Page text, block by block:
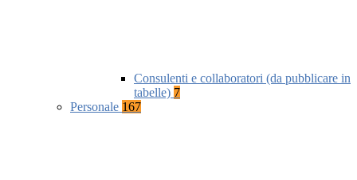
Consulenti e collaboratori (da pubblicare in
tabelle) 7
Personale 167